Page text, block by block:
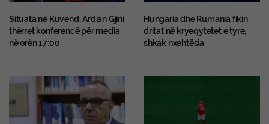
Situata në Kuvend, Ardian Gjini
thërret konferencë për media
në orën 17:00
Hungaria dhe Rumania fikin
dritat në kryeqytetet e tyre,
shkak nxehtësia